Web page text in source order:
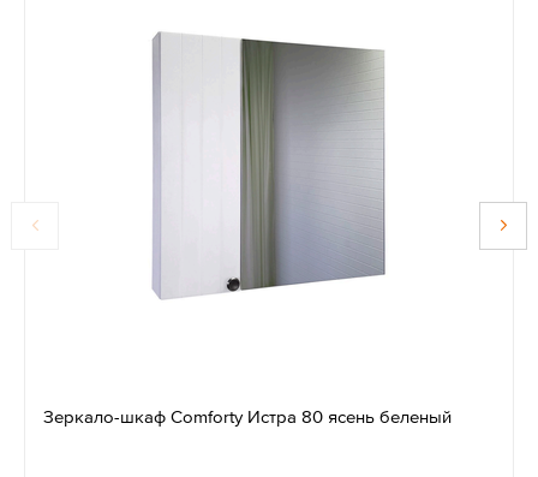
Зеркало-шкаф Comforty Истра 80 ясень беленый